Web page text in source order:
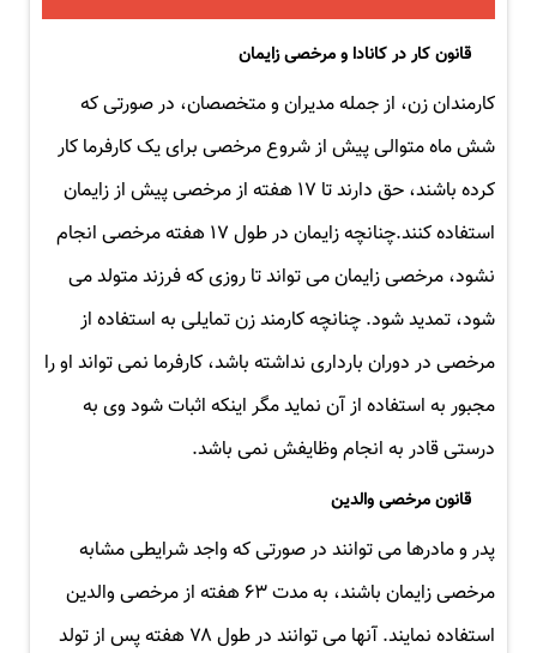
قانون کار در کانادا و مرخصی زایمان
کارمندان زن، از جمله مدیران و متخصصان، در صورتی که
شش ماه متوالی پیش از شروع مرخصی برای یک کارفرما کار
کرده باشند، حق دارند تا ۱۷ هفته از مرخصی پیش از زایمان
استفاده کنند.چنانچه زایمان در طول ۱۷ هفته مرخصی انجام
نشود، مرخصی زایمان می تواند تا روزی که فرزند متولد می
شود، تمدید شود. چنانچه کارمند زن تمایلی به استفاده از
مرخصی در دوران بارداری نداشته باشد، کارفرما نمی تواند او را
مجبور به استفاده از آن نماید مگر اینکه اثبات شود وی به
درستی قادر به انجام وظایفش نمی باشد.
قانون مرخصی والدین
پدر و مادرها می توانند در صورتی که واجد شرایطی مشابه
مرخصی زایمان باشند، به مدت ۶۳ هفته از مرخصی والدین
استفاده نمایند. آنها می توانند در طول ۷۸ هفته پس از تولد